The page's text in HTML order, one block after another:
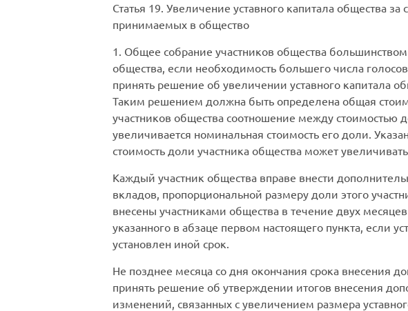
Статья 19. Увеличение уставного капитала общества
принимаемых в общество
1. Общее собрание участников общества
общества, если необходимость большего числа
принять решение об увеличении уставного капитала
Таким решением должна быть определена общая
участников общества соотношение между стоимостью
увеличивается номинальная стоимость его доли.
стоимость доли участника общества может
Каждый участник общества вправе внести
вкладов, пропорциональной размеру доли этого
внесены участниками общества в течение двух
указанного в абзаце первом настоящего пункта, если
установлен иной срок.
Не позднее месяца со дня окончания срока внесения
принять решение об утверждении итогов внесения
изменений, связанных с увеличением размера